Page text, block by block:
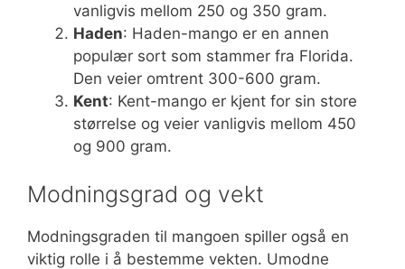
vanligvis mellom 250 og 350 gram.
Haden: Haden-mango er en annen
populær sort som stammer fra Florida.
Den veier omtrent 300-600 gram.
Kent: Kent-mango er kjent for sin store
størrelse og veier vanligvis mellom 450
og 900 gram.
Modningsgrad og vekt
Modningsgraden til mangoen spiller også en
viktig rolle i å bestemme vekten. Umodne